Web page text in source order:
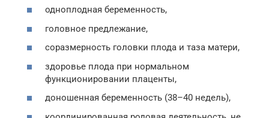
одноплодная беременность,
головное предлежание,
соразмерность головки плода и таза матери,
здоровье плода при нормальном
функционировании плаценты,
доношенная беременность (38–40 недель),